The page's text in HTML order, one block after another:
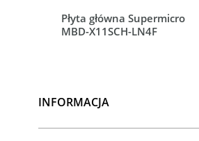
Płyta główna Supermicro
MBD-X11SCH-LN4F
INFORMACJA